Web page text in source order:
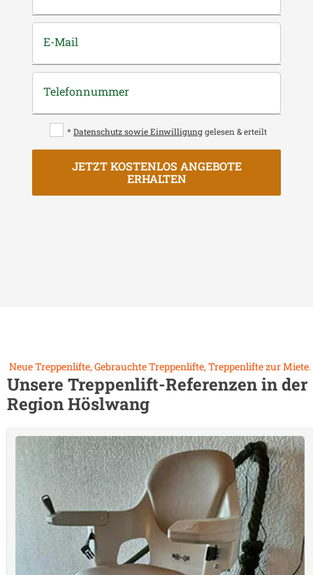
E-Mail
Telefonnummer
* Datenschutz sowie Einwilligung gelesen & erteilt
JETZT KOSTENLOS ANGEBOTE
ERHALTEN
Neue Treppenlifte, Gebrauchte Treppenlifte, Treppenlifte zur Miete.
Unsere Treppenlift-Referenzen in der
RegionHöslwang